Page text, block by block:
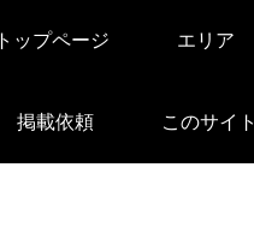
トップページ エリア
掲載依頼 このサイ